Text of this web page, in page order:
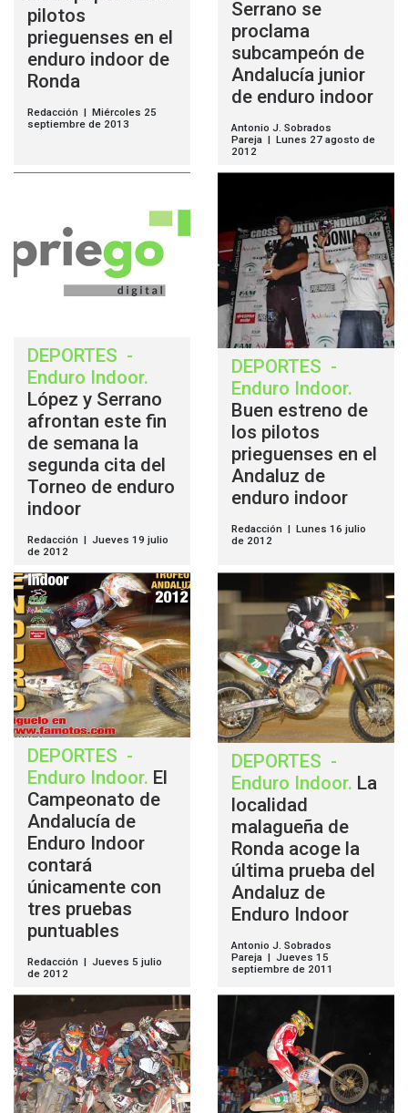
pilotos
prieguenses en el
enduro indoor de
Ronda
Redacción | Miércoles 25
septiembre de 2013
Serrano se
proclama
subcampeón de
Andalucía junior
de enduro indoor
Antonio J. Sobrados
Pareja | Lunes 27 agosto de
2012
DEPORTES -
Enduro Indoor.
López y Serrano
afrontan este fin
de semana la
segunda cita del
Torneo de enduro
indoor
Redacción | Jueves 19 julio
de 2012
DEPORTES -
Enduro Indoor.
Buen estreno de
los pilotos
prieguenses en el
Andaluz de
enduro indoor
Redacción | Lunes 16 julio
de 2012
DEPORTES -
Enduro Indoor. El
Campeonato de
Andalucía de
Enduro Indoor
contará
únicamente con
tres pruebas
puntuables
Redacción | Jueves 5 julio
de 2012
DEPORTES -
Enduro Indoor. La
localidad
malagueña de
Ronda acoge la
última prueba del
Andaluz de
Enduro Indoor
Antonio J. Sobrados
Pareja | Jueves 15
septiembre de 2011